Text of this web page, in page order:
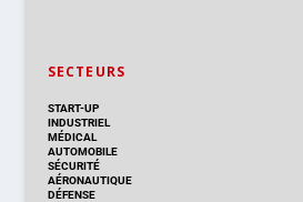
SECTEURS
START-UP
INDUSTRIEL
MÉDICAL
AUTOMOBILE
SÉCURITÉ
AÉRONAUTIQUE
DÉFENSE